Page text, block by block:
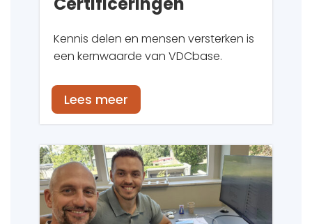
Kennis delen en mensen versterken is
een kernwaarde van VDCbase.
Lees meer